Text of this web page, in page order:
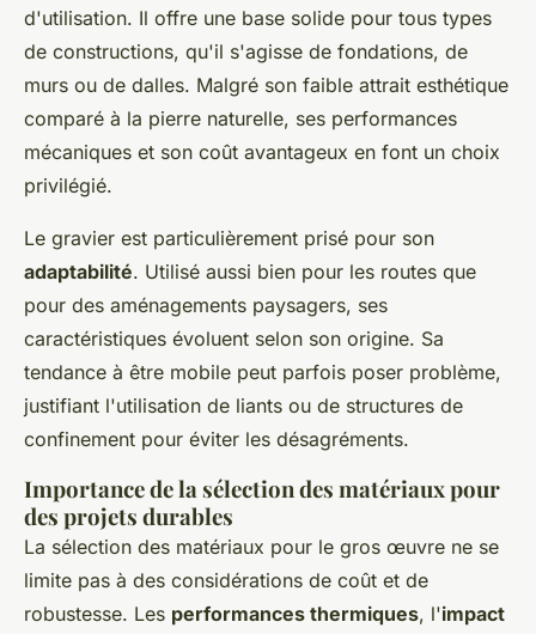
d'utilisation. Il offre une base solide pour tous types
de constructions, qu'il s'agisse de fondations, de
murs ou de dalles. Malgré son faible attrait esthétique
comparé à la pierre naturelle, ses performances
mécaniques et son coût avantageux en font un choix
privilégié.
Le gravier est particulièrement prisé pour son
adaptabilité. Utilisé aussi bien pour les routes que
pour des aménagements paysagers, ses
caractéristiques évoluent selon son origine. Sa
tendance à être mobile peut parfois poser problème,
justifiant l'utilisation de liants ou de structures de
confinement pour éviter les désagréments.
Importance de la sélection des matériaux pour
des projets durables
La sélection des matériaux pour le gros œuvre ne se
limite pas à des considérations de coût et de
robustesse. Les performances thermiques, l'impact